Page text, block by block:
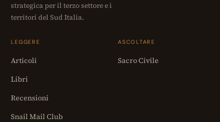
strategica per il terzo settore e i
territori del Sud Italia.
LEGGERE
Articoli
Libri
Recensioni
Snail Mail Club
ASCOLTARE
Sacro Civile